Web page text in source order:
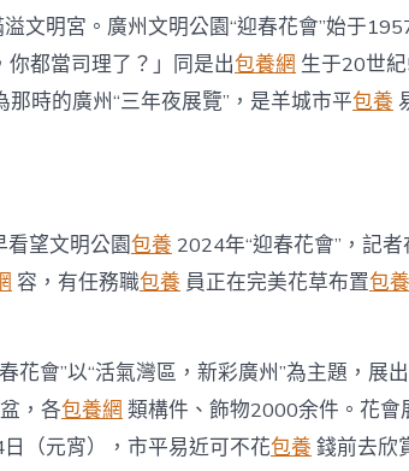
年
夜
喜
包
養
和
年
桔
表
態！
廣
州
文
文明宮。廣州文明公園“迎春花會”始于
你都當司理了？」同是出包養網 生于20世
那時的廣州“三年夜展覽”，是羊城市平包養
望文明公園包養 2024年“迎春花會”，記
容，有任務職包養 員正在完美花草布置包養
花會”以“活氣灣區，新彩廣州”為主題，展
，各包養網 類構件、飾物2000余件。花會
（元宵），市平易近可不花包養 錢前去欣